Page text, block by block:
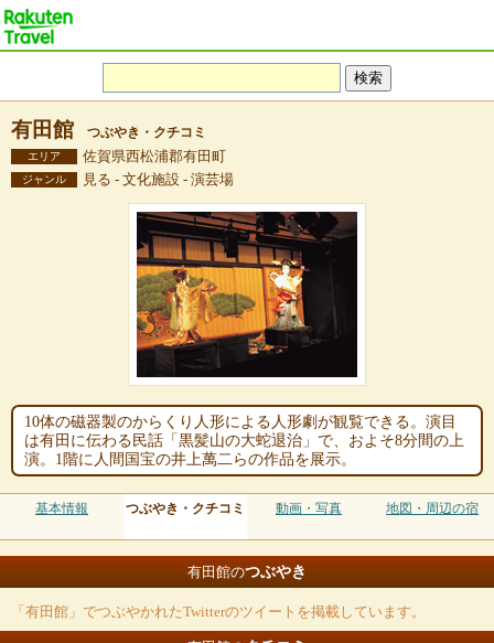
有田館 つぶやき・クチコミ
エリア 佐賀県西松浦郡有田町
ジャンル 見る - 文化施設 - 演芸場
10体の磁器製のからくり人形による人形劇が観覧できる。演目
は有田に伝わる民話「黒髪山の大蛇退治」で、およそ8分間の上
演。1階に人間国宝の井上萬二らの作品を展示。
基本情報 つぶやき・クチコミ 動画・写真 地図・周辺の宿
有田館のつぶやき
「有田館」でつぶやかれたTwitterのツイートを掲載しています。